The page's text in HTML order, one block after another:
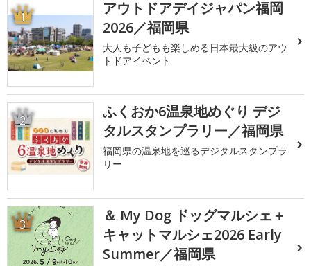
1
アウトドアデイジャパン福岡
2026／福岡県
大人も子どもも楽しめる日本最大級のアウ
トドアイベント
2
ふくおか6温泉地めぐり デジ
タルスタンプラリー／福岡県
福岡県の温泉地を巡るデジタルスタンプラ
リー
3
＆ My Dog ドッグマルシェ＋
キャットマルシェ2026 Early
Summer／福岡県